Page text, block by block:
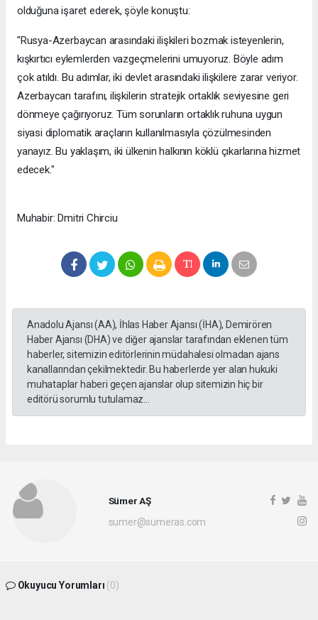
olduğuna işaret ederek, şöyle konuştu:
"Rusya-Azerbaycan arasındaki ilişkileri bozmak isteyenlerin,
kışkırtıcı eylemlerden vazgeçmelerini umuyoruz. Böyle adım
çok atıldı. Bu adımlar, iki devlet arasındaki ilişkilere zarar veriyor.
Azerbaycan tarafını, ilişkilerin stratejik ortaklık seviyesine geri
dönmeye çağırıyoruz. Tüm sorunların ortaklık ruhuna uygun
siyasi diplomatik araçların kullanılmasıyla çözülmesinden
yanayız. Bu yaklaşım, iki ülkenin halkının köklü çıkarlarına hizmet
edecek."
Muhabir: Dmitri Chirciu
Anadolu Ajansı (AA), İhlas Haber Ajansı (İHA), Demirören
Haber Ajansı (DHA) ve diğer ajanslar tarafından eklenen tüm
haberler, sitemizin editörlerinin müdahalesi olmadan ajans
kanallarından çekilmektedir. Bu haberlerde yer alan hukuki
muhataplar haberi geçen ajanslar olup sitemizin hiç bir
editörü sorumlu tutulamaz...
Sümer AŞ
sumer@sumeras.com
Okuyucu Yorumları (0)